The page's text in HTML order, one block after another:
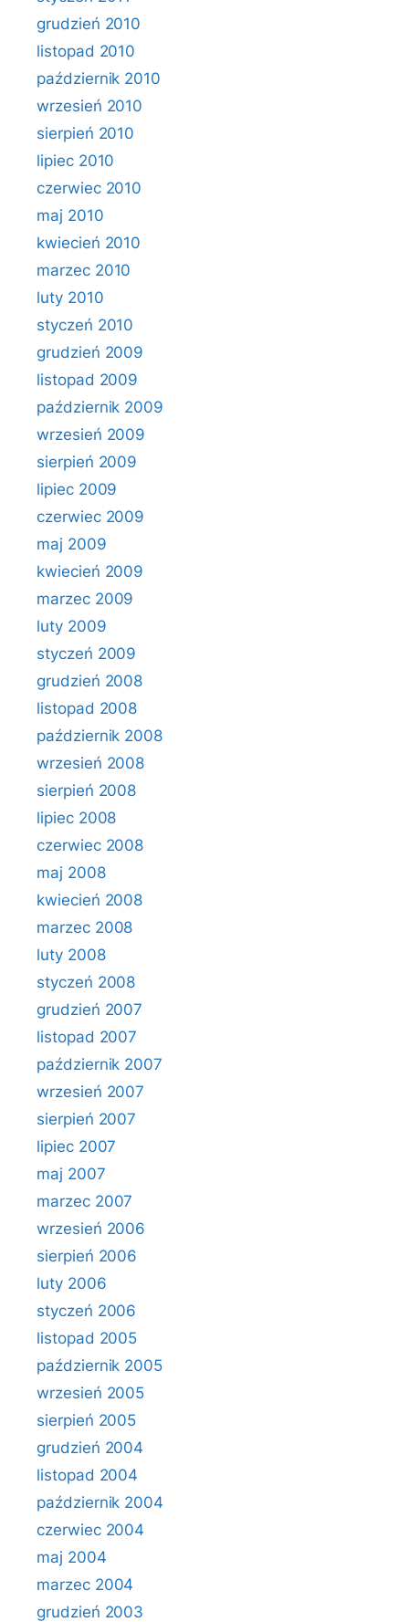
grudzień 2010
listopad 2010
październik 2010
wrzesień 2010
sierpień 2010
lipiec 2010
czerwiec 2010
maj 2010
kwiecień 2010
marzec 2010
luty 2010
styczeń 2010
grudzień 2009
listopad 2009
październik 2009
wrzesień 2009
sierpień 2009
lipiec 2009
czerwiec 2009
maj 2009
kwiecień 2009
marzec 2009
luty 2009
styczeń 2009
grudzień 2008
listopad 2008
październik 2008
wrzesień 2008
sierpień 2008
lipiec 2008
czerwiec 2008
maj 2008
kwiecień 2008
marzec 2008
luty 2008
styczeń 2008
grudzień 2007
listopad 2007
październik 2007
wrzesień 2007
sierpień 2007
lipiec 2007
maj 2007
marzec 2007
wrzesień 2006
sierpień 2006
luty 2006
styczeń 2006
listopad 2005
październik 2005
wrzesień 2005
sierpień 2005
grudzień 2004
listopad 2004
październik 2004
czerwiec 2004
maj 2004
marzec 2004
grudzień 2003